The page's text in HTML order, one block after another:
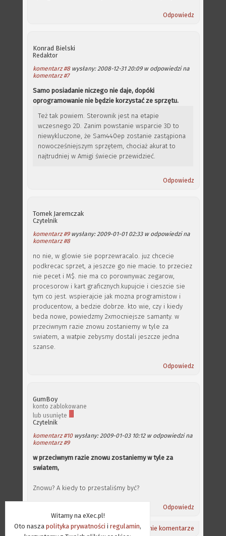
Witamy na eXec.pl!
Oto nasza polityka prywatności i regulamin,
Odpowiedz
Konrad Bielski
Redaktor
komentarz #8wysłany: 2008-12-31 20:09 w odpowiedzi na
komentarz #7
Samo posiadanie niczego nie daje, dopóki
oprogramowanie nie będzie korzystać ze sprzętu.
Też tak powiem. Sterownik jest na etapie
wczesnego 2D. Zanim powstanie wsparcie 3D to
niewykluczone, że Sam440ep zostanie zastąpiona
nowocześniejszym sprzętem, chociaż akurat to
najtrudniej w Amigi świecie przewidzieć.
Odpowiedz
Tomek Jaremczak
Czytelnik
komentarz #9wysłany: 2009-01-01 02:33 w odpowiedzi na
komentarz #8
no nie, w glowie sie poprzewracalo. juz chcecie
podkrecac sprzet, a jeszcze go nie macie. to przeciez
nie pecet i M$. nie ma co porownywac zegarow,
procesorow i kart graficznych.kupujcie i cieszcie sie
tym co jest. wspierajcie jak mozna programistow i
producentow, a bedzie dobrze. kto wie, czy i kiedy
beda nowe, powiedzmy 2xmocniejsze samanty. w
przeciwnym razie znowu zostaniemy w tyle za
swiatem, a watpie zebysmy dostali jeszcze jedna
szanse.
Odpowiedz
GumBoy
konto zablokowane
lub usunięte
Czytelnik
komentarz #10wysłany: 2009-01-03 10:12 w odpowiedzi na
komentarz #9
w przeciwnym razie znowu zostaniemy w tyle za
swiatem,
Znowu? A kiedy to przestaliśmy być?
Odpowiedz
Powrót na górę ⇑/Aktualności/Ostatnie komentarze